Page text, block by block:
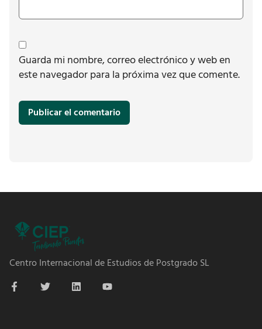
Guarda mi nombre, correo electrónico y web en
este navegador para la próxima vez que comente.
Centro Internacional de Estudios de Postgrado SL